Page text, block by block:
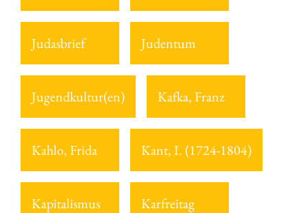
Judasbrief Judentum
Jugendkultur(en) Kafka, Franz
Kahlo, Frida Kant, I. (1724-1804)
Kapitalismus Karfreitag